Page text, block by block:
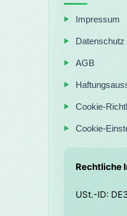
Impressum
Datenschutz
AGB
Cookie-
Cookie-
Rechtliche
USt.-ID: